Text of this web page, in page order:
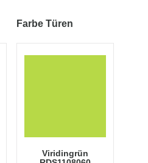
Farbe Türen
Viridingrün